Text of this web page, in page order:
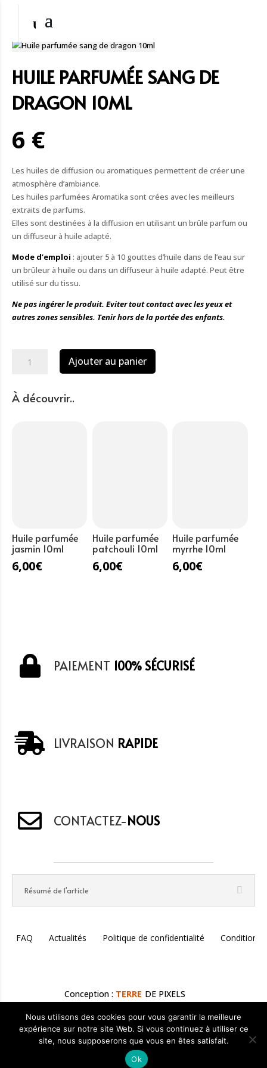
HUILE PARFUMÉE SANG DE
DRAGON 10ML
6 €
Les huiles de diffusion ou aromatiques permettent de créer une
atmosphère d’ambiance.
Les huiles parfumées Aromatika sont crées avec les meilleurs
extraits de parfums.
Elles sont destinées à la diffusion en utilisant un brûle parfum ou
un diffuseur à huile adapté.
Mode d’emploi : ajouter 5 à 10 gouttes d’huile dans de l’eau sur
un brûleur à huile ou dans un diffuseur à huile adapté. Peut être
utilisé sur du tissu.
Ne pas ingérer le produit. Eviter tout contact avec les yeux et
autres zones sensibles. Tenir hors de la portée des enfants.
parfumée
Ajouter au panier
À découvrir..
Huile parfumée
jasmin 10ml
6,00€
Huile parfumée
patchouli 10ml
6,00€
Huile parfumée
myrrhe 10ml
6,00€
PAIEMENT 100% SÉCURISÉ
LIVRAISON RAPIDE
CONTACTEZ-NOUS
Résumé de l'article
FAQ Actualités Politique de confidentialité Conditions
Conception : TERRE DE PIXELS
Rédigé parFabien Liger— Lithothérapeute & Créateur de
Bijoux Holistiques | Mis à jour le
Nous utilisons des cookies pour vous garantir la meilleure
expérience sur notre site Web. Si vous continuez à utiliser ce
site, nous supposerons que vous en êtes satisfait.
Ok